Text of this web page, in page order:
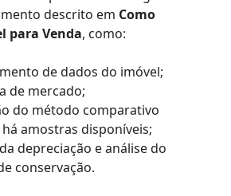
descrito em Como
para Venda, como:
de dados do imóvel;
de mercado;
do método comparativo
amostras disponíveis;
depreciação e análise do
conservação.